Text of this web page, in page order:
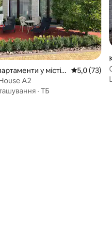
відгуки: 44
у місті V Середня
5,0 (73)
A2
· ТБ